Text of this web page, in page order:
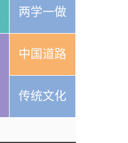
两学一做
中国道路
传统文化